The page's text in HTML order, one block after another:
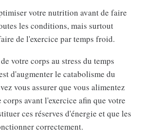
votre nutrition avant de faire
les conditions, mais surtout
de l'exercice par temps froid.
votre corps au stress du temps
d'augmenter le catabolisme du
vous assurer que vous alimentez
corps avant l'exercice afin que votre
ces réserves d'énergie et que les
correctement.